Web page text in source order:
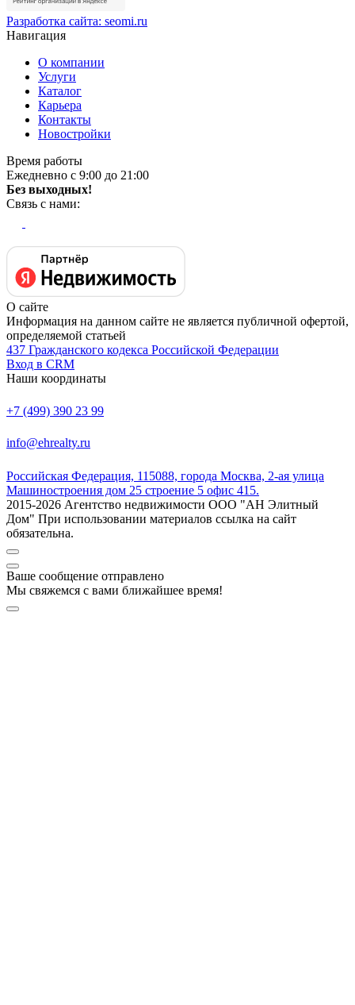
Разработка сайта: seomi.ru
Навигация
О компании
Услуги
Каталог
Карьера
Контакты
Новостройки
Время работы
Ежедневно с 9:00 до 21:00
Без выходных!
Связь с нами:
О сайте
Информация на данном сайте не является публичной офертой,
определяемой статьей
437 Гражданского кодекса Российской Федерации
Вход в CRM
Наши координаты
+7 (499) 390 23 99
info@ehrealty.ru
Российская Федерация, 115088, города Москва, 2-ая улица
Машиностроения дом 25 строение 5 офис 415.
2015-2026 Агентство недвижимости ООО "АН Элитный
Дом" При использовании материалов ссылка на сайт
обязательна.
Ваше сообщение отправлено
Мы свяжемся с вами ближайшее время!